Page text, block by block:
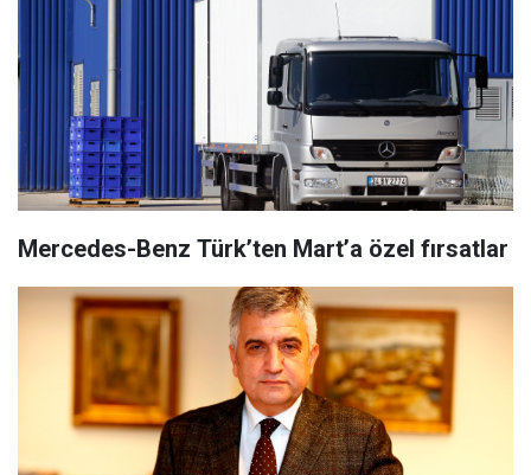
Mercedes-Benz Türk’ten Mart’a özel fırsatlar